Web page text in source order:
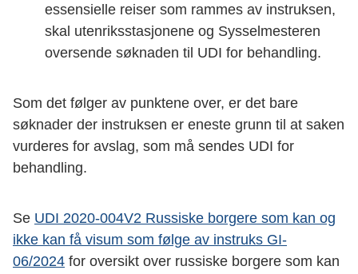
essensielle reiser som rammes av instruksen,
skal utenriksstasjonene og Sysselmesteren
oversende søknaden til UDI for behandling.
Som det følger av punktene over, er det bare
søknader der instruksen er eneste grunn til at saken
vurderes for avslag, som må sendes UDI for
behandling.
Se UDI 2020-004V2 Russiske borgere som kan og
ikke kan få visum som følge av instruks GI-
06/2024 for oversikt over russiske borgere som kan